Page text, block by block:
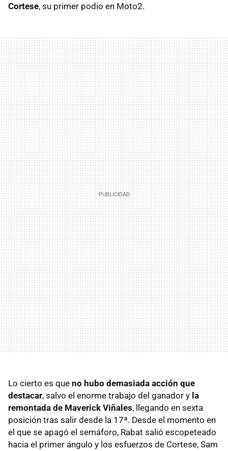
Cortese, su primer podio en Moto2.
Lo cierto es que no hubo demasiada acción que
destacar, salvo el enorme trabajo del ganador y la
remontada de Maverick Viñales, llegando en sexta
posición tras salir desde la 17ª. Desde el momento en
el que se apagó el semáforo, Rabat salió escopeteado
hacia el primer ángulo y los esfuerzos de Cortese, Sam